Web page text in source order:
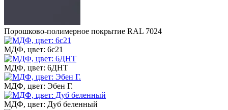
Порошково-полимерное покрытие RAL 7024
МДФ, цвет: 6с21
МДФ, цвет: 6ДНТ
МДФ, цвет: Эбен Г.
МДФ, цвет: Дуб беленный